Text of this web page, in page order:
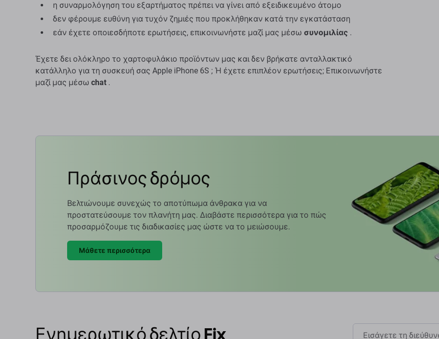
η συναρμολόγηση του εξαρτήματος πρέπει να γίνει από εξειδικευμένο άτομο
δεν φέρουμε ευθύνη για τυχόν ζημιές που προκλήθηκαν κατά την εγκατάσταση
εάν έχετε οποιεσδήποτε ερωτήσεις, επικοινωνήστε μαζί μας μέσω συνομιλίας .
Έχετε δει ολόκληρο το χαρτοφυλάκιο προϊόντων μας και δεν βρήκατε ανταλλακτικό
κατάλληλο για τη συσκευή σας Apple iPhone 6S ; Ή έχετε επιπλέον ερωτήσεις; Επικοινωνήστε
μαζί μας μέσω chat .
Πράσινος δρόμος
Βελτιώνουμε συνεχώς το αποτύπωμα άνθρακα για να
προστατεύσουμε τον πλανήτη μας. Διαβάστε περισσότερα για το πώς
προσαρμόζουμε τις διαδικασίες μας ώστε να το μειώσουμε.
Μάθετε περισσότερα
Ενημερωτικό δελτίο Fix